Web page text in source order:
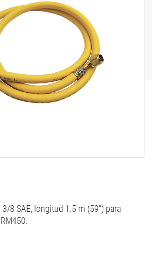
8 SAE, longitud 1.5 m (59") para